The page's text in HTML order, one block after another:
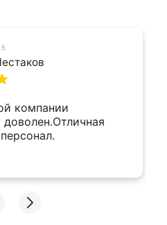
компании
доволен.Отличная